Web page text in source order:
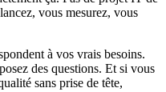
vous mesurez, vous
à vos vrais besoins.
des questions. Et si vous
sans prise de tête,